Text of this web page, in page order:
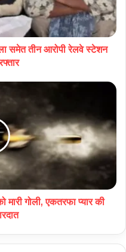
समेत तीन आरोपी रेलवे स्टेशन
मारी गोली, एकतरफा प्यार की